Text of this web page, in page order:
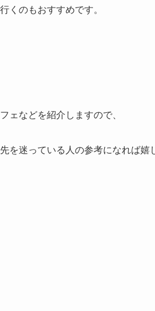
くのもおすすめです。
ェなどを紹介しますので、
を迷っている人の参考になれば嬉